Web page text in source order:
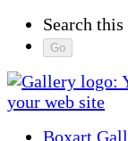
Search
Boxart